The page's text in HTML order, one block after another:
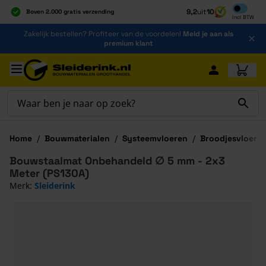
Boven 2.000 gratis verzending
Al 40 jaar dé specialist
Alles onder één dak
9,2uit10
Incl BTW
Inclusief
Ga naar de inhoud
Zakelijk bestellen? Profiteer van de voordelen! Meld je aan als
premium klant
Ga naar hoofdinhoud
Home / Bouwmaterialen / Systeemvloeren / Broodjesvloer
Bouwstaalmat Onbehandeld ∅ 5 mm - 2x3
Meter (PS130A)
Merk: Sleiderink